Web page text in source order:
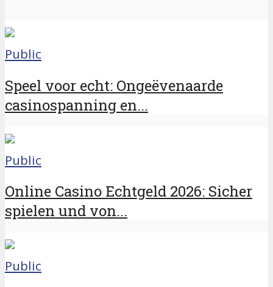
Public
Speel voor echt: Ongeëvenaarde
casinospanning en...
Public
Online Casino Echtgeld 2026: Sicher
spielen und von...
Public